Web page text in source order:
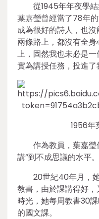
從1945年年夜學
葉嘉瑩曾經當了78年
成為很好的詩人，也
兩條路上，都沒有全
上，固然我也未必是
實為講授任務，投進了
1956年
作為教員，葉嘉
講”到不成思議的水平。
20世紀40年月，
教書，由於課講得好
時光，她每周教書30
的國文課。